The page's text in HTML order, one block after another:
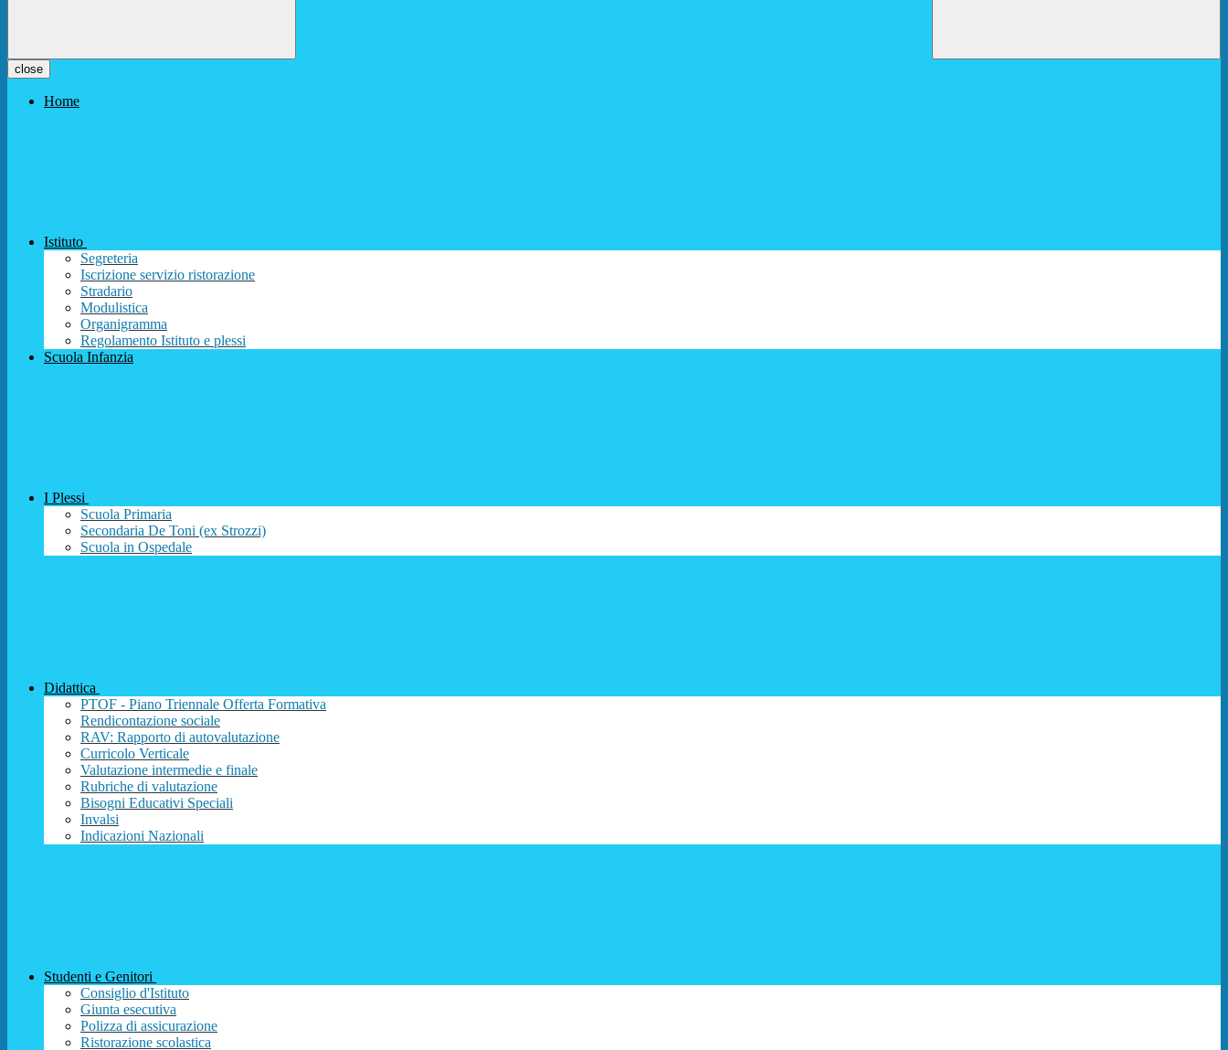
close
Home
Istituto
Segreteria
Iscrizione servizio ristorazione
Stradario
Modulistica
Organigramma
Regolamento Istituto e plessi
Scuola Infanzia
I Plessi
Scuola Primaria
Secondaria De Toni (ex Strozzi)
Scuola in Ospedale
Didattica
PTOF - Piano Triennale Offerta Formativa
Rendicontazione sociale
RAV: Rapporto di autovalutazione
Curricolo Verticale
Valutazione intermedie e finale
Rubriche di valutazione
Bisogni Educativi Speciali
Invalsi
Indicazioni Nazionali
Studenti e Genitori
Consiglio d'Istituto
Giunta esecutiva
Polizza di assicurazione
Ristorazione scolastica